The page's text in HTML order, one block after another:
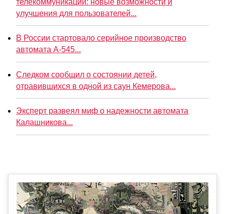
улучшения для пользователей...
В России стартовало серийное производство
автомата А-545...
Следком сообщил о состоянии детей,
отравившихся в одной из саун Кемерова...
Эксперт развеял миф о надежности автомата
Калашникова...